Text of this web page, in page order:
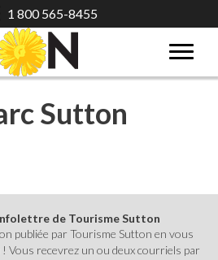
1 800 565-8455
Sutton
de Tourisme Sutton
publiée par Tourisme Sutton en vous
Vous recevrez un ou deux courriels par